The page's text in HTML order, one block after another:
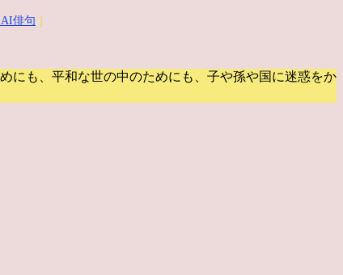
俳句
にも、平和な世の中のためにも、子や孫や国に迷惑をか